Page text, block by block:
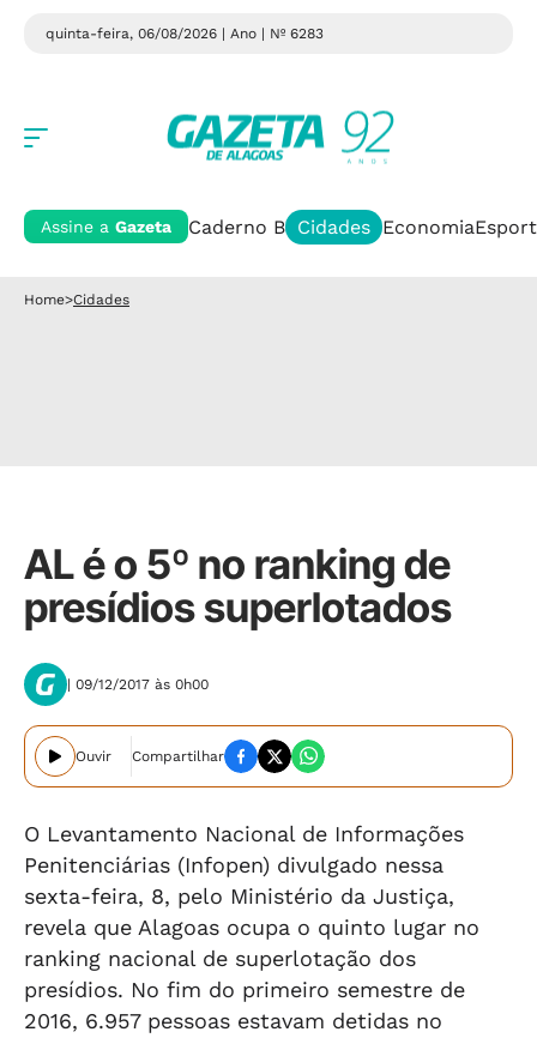
quinta-feira, 06/08/2026 | Ano | Nº 6283
Assine a Gazeta Caderno B Cidades Economia
Home>Cidades
AL é o 5º no ranking de
presídios superlotados
| 09/12/2017 às 0h00
Ouvir Compartilhar
O Levantamento Nacional de Informações
Penitenciárias (Infopen) divulgado nessa
sexta-feira, 8, pelo Ministério da Justiça,
revela que Alagoas ocupa o quinto lugar no
ranking nacional de superlotação dos
presídios. No fim do primeiro semestre de
2016, 6.957 pessoas estavam detidas no